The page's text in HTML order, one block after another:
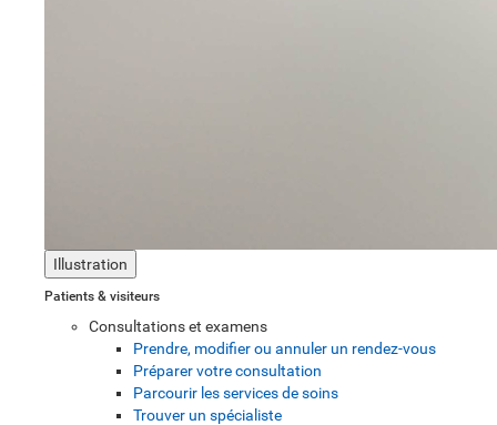
Illustration
Patients & visiteurs
Consultations et examens
Prendre, modifier ou annuler un rendez-vous
Préparer votre consultation
Parcourir les services de soins
Trouver un spécialiste